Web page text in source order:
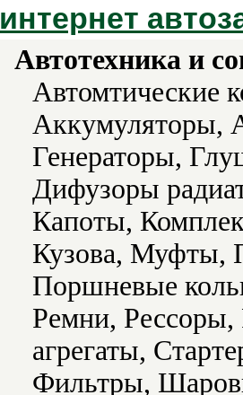
интернет
Автотехника и
Автомтические
Аккумуляторы,
Генераторы,
Дифузоры
Капоты,
Кузова, Муфты,
Поршневые
Ремни, Рессоры,
агрегаты,
Фильтры,